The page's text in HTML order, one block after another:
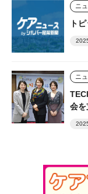
ニ
ト
ニ
会を